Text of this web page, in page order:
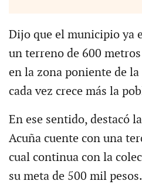
Dijo que el municipio ya
un terreno de 600
en la zona poniente de
cada vez crece más la
En ese sentido, destacó
Acuña cuente con una
cual continua con la
su meta de 500 mil pesos.